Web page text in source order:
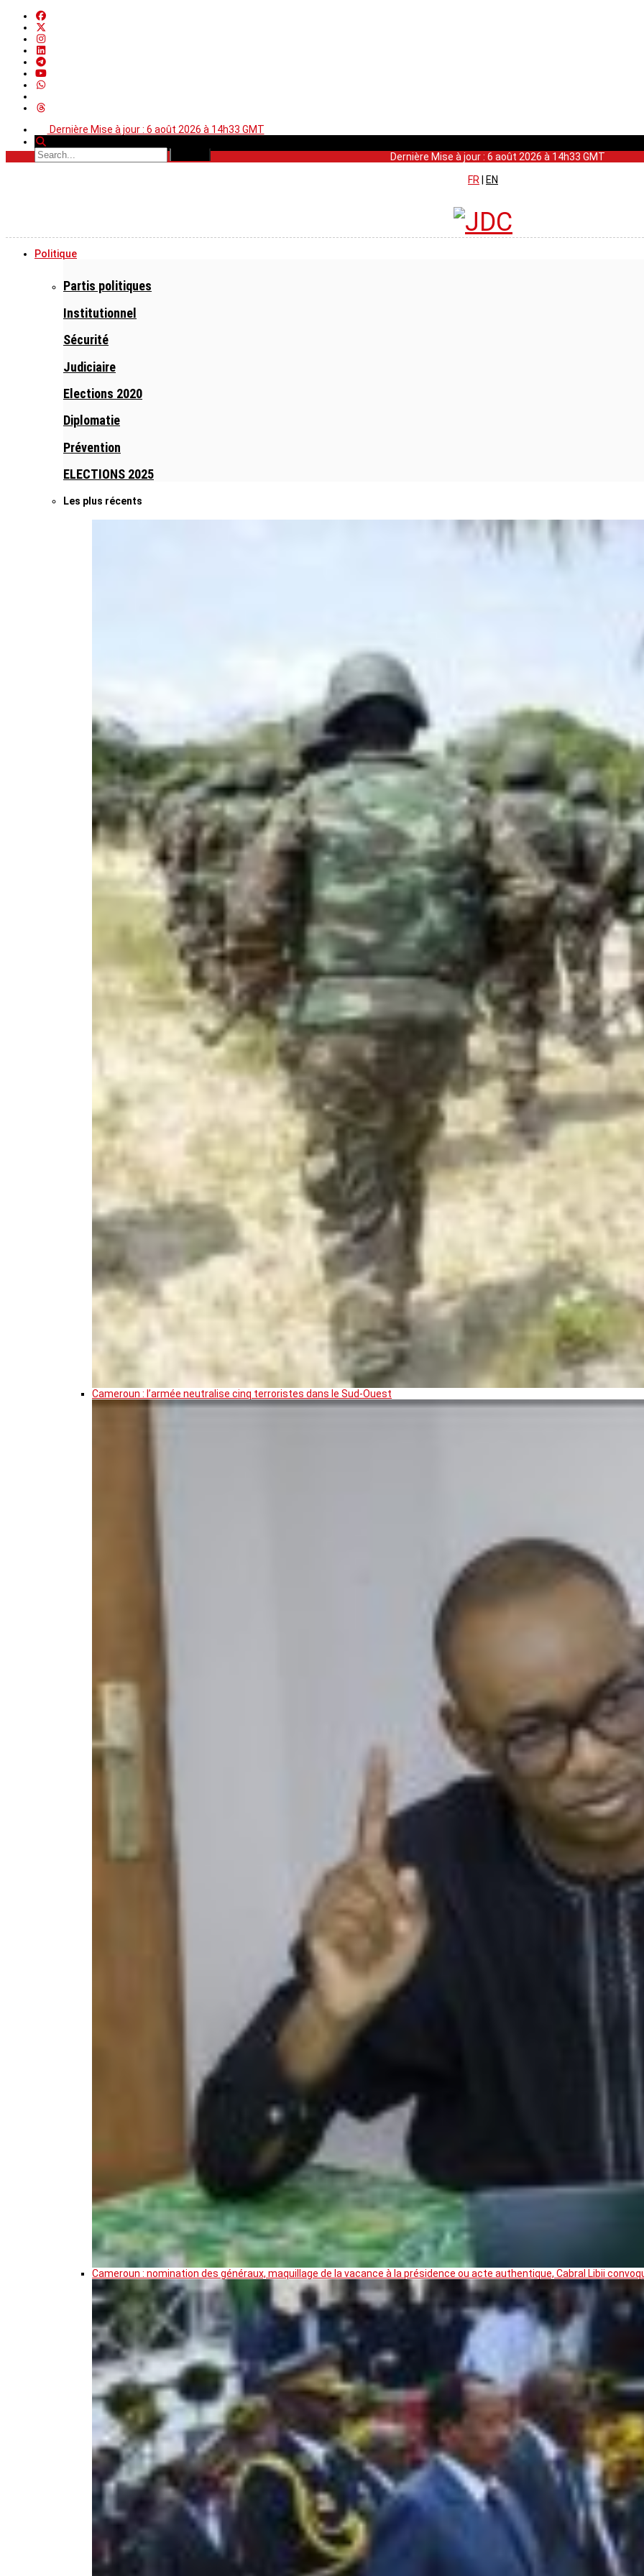
Dernière Mise à jour : 6 août 2026 à 14h33 GMT
Dernière Mise à jour : 6 août 2026 à 14h33 GMT
FR
EN
Politique
Partis politiques
Institutionnel
Sécurité
Judiciaire
Elections 2020
Diplomatie
Prévention
ELECTIONS 2025
Les plus récents
Cameroun : l’armée neutralise cinq terroristes dans le Sud-Ouest
Cameroun : nomination des généraux, maquillage de la vacance à la présidence ou acte authentique, Cabral Libii